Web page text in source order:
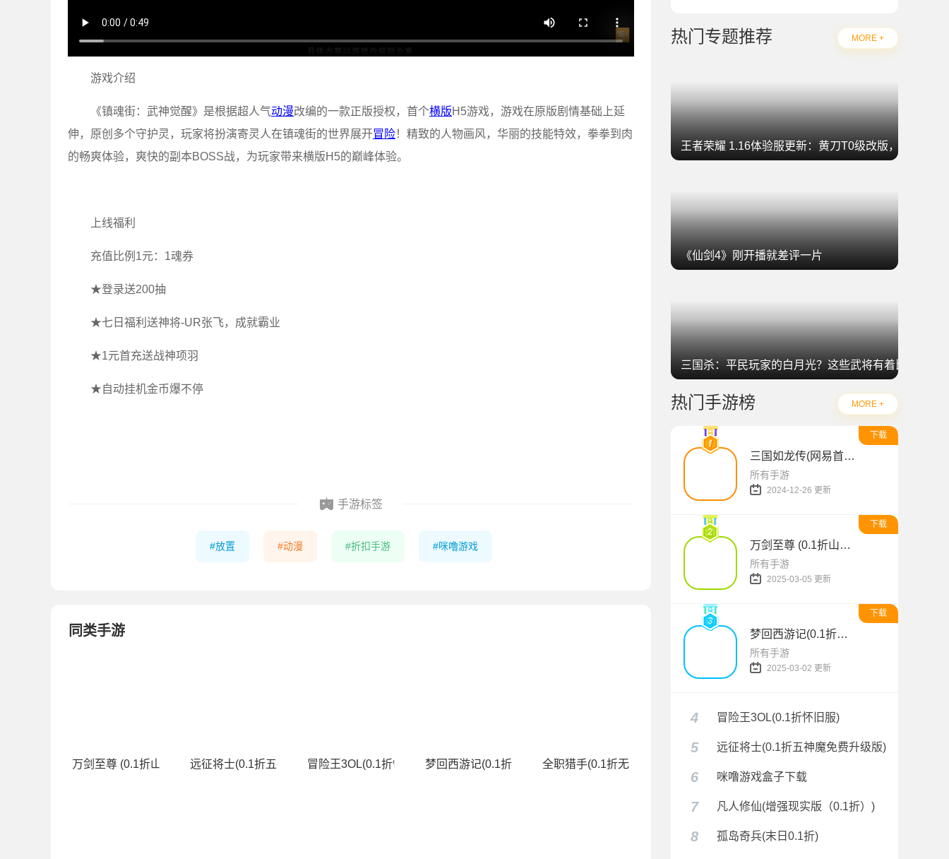
游戏介绍
《镇魂街：武神觉醒》是根据超人气动漫改编的一款正版授权，首个横版H5游戏，游戏在原版剧情基础上延
伸，原创多个守护灵，玩家将扮演寄灵人在镇魂街的世界展开冒险！精致的人物画风，华丽的技能特效，拳拳到肉
的畅爽体验，爽快的副本BOSS战，为玩家带来横版H5的巅峰体验。
上线福利
充值比例1元：1魂券
★登录送200抽
★七日福利送神将-UR张飞，成就霸业
★1元首充送战神项羽
★自动挂机金币爆不停
手游标签
放置 动漫 折扣手游 咪噜游戏
同类手游
万剑至尊 (0.1折山海经) 远征将士(0.1折五神魔免费升级版)冒险王3OL(0.1折怀旧服)梦回西游记(0.1折无双西游)全职猎手(0.1折无限充)
热门专题推荐 MORE +
王者荣耀 1.16体验服更新：黄刀T0级改版，坦克集体
《仙剑4》刚开播就差评一片
三国杀：平民玩家的白月光？这些武将有着比肩神明
热门手游榜 MORE +
下载
三国如龙传(网易首款0.1折免费版)
所有手游
2024-12-26 更新
下载
万剑至尊 (0.1折山海经)
所有手游
2025-03-05 更新
下载
梦回西游记(0.1折无双西游)
所有手游
2025-03-02 更新
4 冒险王3OL(0.1折怀旧服)
5 远征将士(0.1折五神魔免费升级版)
6 咪噜游戏盒子下载
7 凡人修仙(增强现实版（0.1折）)
8 孤岛奇兵(末日0.1折)